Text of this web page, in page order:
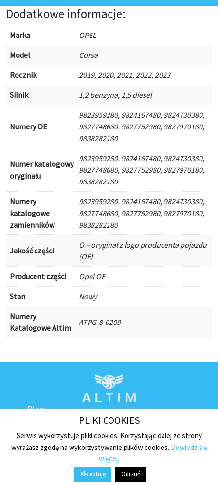
Dodatkowe informacje:
Marka OPEL
Model Corsa
Rocznik 2019, 2020, 2021, 2022, 2023
Silnik 1,2 benzyna, 1,5 diesel
Numery OE
9823959280, 9824167480, 9824730380,
9827748680, 9827752980, 9827970180,
9838282180
Numer katalogowy
oryginału
9823959280, 9824167480, 9824730380,
9827748680, 9827752980, 9827970180,
9838282180
Numery
katalogowe
zamienników
9823959280, 9824167480, 9824730380,
9827748680, 9827752980, 9827970180,
9838282180
Jakość części
O – oryginał z logo producenta pojazdu
(OE)
Producent części Opel OE
Stan Nowy
Numery
Katalogowe Altim
ATPG-8-0209
Blog
Regulamin sklepu
Polityka prywatności
Płatności i dostawa
PLIKI COOKIES
Serwis wykorzystuje pliki cookies. Korzystając dalej ze strony
wyrażasz zgodę na wykorzystywanie plików cookies. Dowiedz się
więcej.
Akceptuję Odrzuć